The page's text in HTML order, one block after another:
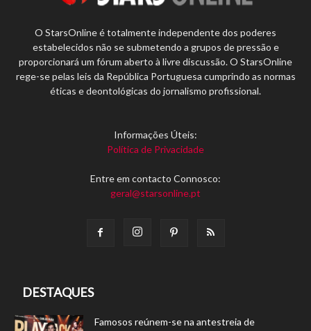
O StarsOnline é totalmente independente dos poderes
estabelecidos não se submetendo a grupos de pressão e
proporcionará um fórum aberto à livre discussão. O StarsOnline
rege-se pelas leis da República Portuguesa cumprindo as normas
éticas e deontológicas do jornalismo profissional.
Informações Úteis:
Política de Privacidade
Entre em contacto Connosco:
geral@starsonline.pt
DESTAQUES
Famosos reúnem-se na antestreia de